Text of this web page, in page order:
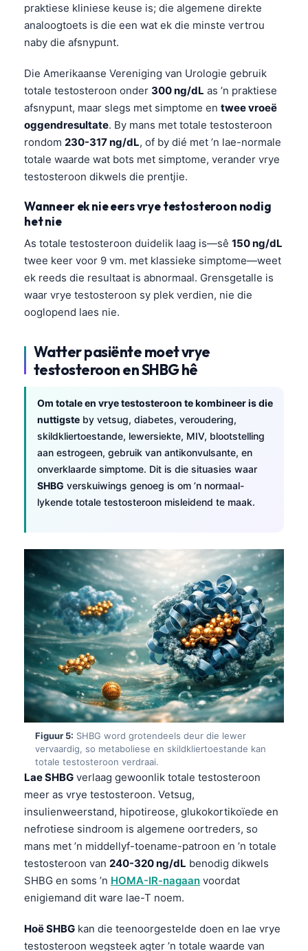
praktiese kliniese keuse is; die algemene direkte
analoogtoets is die een wat ek die minste vertrou
naby die afsnypunt.
Die Amerikaanse Vereniging van Urologie gebruik
totale testosteroon onder 300 ng/dL as ’n praktiese
afsnypunt, maar slegs met simptome en twee vroeë
oggendresultate. By mans met totale testosteroon
rondom 230-317 ng/dL, of by dié met ’n lae-normale
totale waarde wat bots met simptome, verander vrye
testosteroon dikwels die prentjie.
Wanneer ek nie eers vrye testosteroon nodig
het nie
As totale testosteroon duidelik laag is—sê 150 ng/dL
twee keer voor 9 vm. met klassieke simptome—weet
ek reeds die resultaat is abnormaal. Grensgetalle is
waar vrye testosteroon sy plek verdien, nie die
ooglopend laes nie.
Watter pasiënte moet vrye
testosteroon en SHBG hê
Om totale en vrye testosteroon te kombineer is die
nuttigste by vetsug, diabetes, veroudering,
skildkliertoestande, lewersiekte, MIV, blootstelling
aan estrogeen, gebruik van antikonvulsante, en
onverklaarde simptome. Dit is die situasies waar
SHBG verskuiwings genoeg is om ’n normaal-
lykende totale testosteroon misleidend te maak.
Figuur 5: SHBG word grotendeels deur die lewer
vervaardig, so metaboliese en skildkliertoestande kan
totale testosteroon verdraai.
Lae SHBG verlaag gewoonlik totale testosteroon
meer as vrye testosteroon. Vetsug,
insulienweerstand, hipotireose, glukokortikoïede en
nefrotiese sindroom is algemene oortreders, so
mans met ’n middellyf-toename-patroon en ’n totale
testosteroon van 240-320 ng/dL benodig dikwels
SHBG en soms ’n HOMA-IR-nagaan voordat
enigiemand dit ware lae-T noem.
Hoë SHBG kan die teenoorgestelde doen en lae vrye
testosteroon wegsteek agter ’n totale waarde van